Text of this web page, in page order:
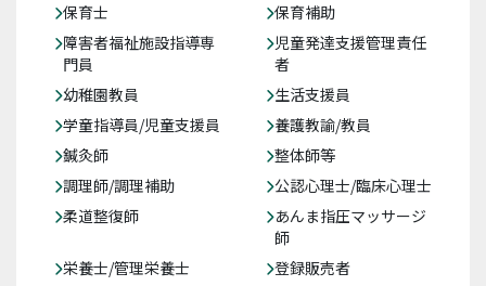
保育士
保育補助
障害者福祉施設指導専
門員
児童発達支援管理責任
者
幼稚園教員
生活支援員
学童指導員/児童支援員
養護教諭/教員
鍼灸師
整体師等
調理師/調理補助
公認心理士/臨床心理士
柔道整復師
あんま指圧マッサージ
師
栄養士/管理栄養士
登録販売者